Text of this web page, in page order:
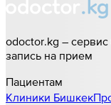
odoctor.kg – сервис
запись на прием
Пациентам
Клиники Бишкек